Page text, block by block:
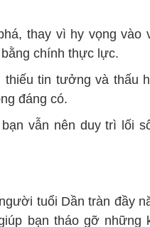
thay vì hy vọng vào
chính thực lực.
tin tưởng và thấu
đáng có.
vẫn nên duy trì lối
tuổi Dần tràn đầy
bạn tháo gỡ những